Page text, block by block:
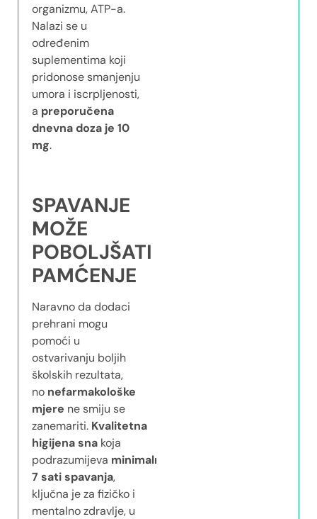
organizmu, ATP-a.
Nalazi se u
određenim
suplementima koji
pridonose smanjenju
umora i iscrpljenosti,
a preporučena
dnevna doza je 10
mg.
SPAVANJE
MOŽE
POBOLJŠATI
PAMĆENJE
Naravno da dodaci
prehrani mogu
pomoći u
ostvarivanju boljih
školskih rezultata,
no nefarmakološke
mjere ne smiju se
zanemariti. Kvalitetna
higijena sna koja
podrazumijeva minimalno
7 sati spavanja,
ključna je za fizičko i
mentalno zdravlje, u